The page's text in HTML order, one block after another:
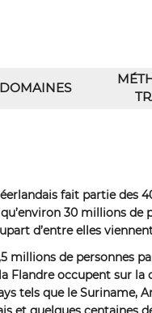
DOMAINES
fait partie des
30 millions de
d’entre elles
millions de personnes
Flandre occupent sur
tels que le Suriname,